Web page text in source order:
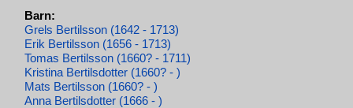
Barn:
Grels Bertilsson (1642 - 1713)
Erik Bertilsson (1656 - 1713)
Tomas Bertilsson (1660? - 1711)
Kristina Bertilsdotter (1660? - )
Mats Bertilsson (1660? - )
Anna Bertilsdotter (1666 - )